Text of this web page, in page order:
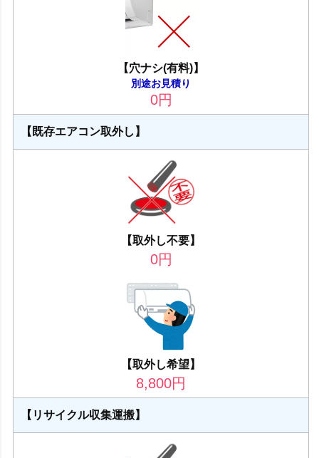
【穴ナシ(有料)】
別途お見積り
0円
【既存エアコン取外し】
【取外し不要】
0円
【取外し希望】
8,800円
【リサイクル収集運搬】